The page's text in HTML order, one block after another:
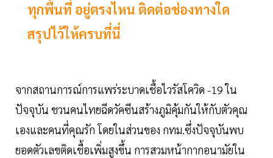
ทุกพื้นที่ อยู่ตรงไหน ติดต่อช่องทางใด
สรุปไว้ให้ครบที่นี่
จากสถานการณ์การแพร่ระบาดเชื้อไวรัสโควิด -19 ใน
ปัจจุบัน ชวนคนไทยฉีดวัคซีนสร้างภูมิคุ้มกันให้กับตัวคุณ
เองและคนที่คุณรัก โดยในส่วนของ กทม.ซึ่งปัจจุบันพบ
ยอดตัวเลขติดเชื้อเพิ่มสูงขึ้น การสวมหน้ากากอนามัยใน